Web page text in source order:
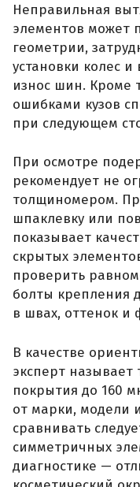
Неправильная
элементов может
геометрии,
установки колес
износ шин. Кроме
ошибками кузов
при следующем
При осмотре
рекомендует не
толщиномером.
шпаклевку или
показывает
скрытых
проверить
болты крепления
в швах, оттенок и
В качестве
эксперт называет
покрытия до 160
от марки, модели
сравнивать
симметричных
диагностике —